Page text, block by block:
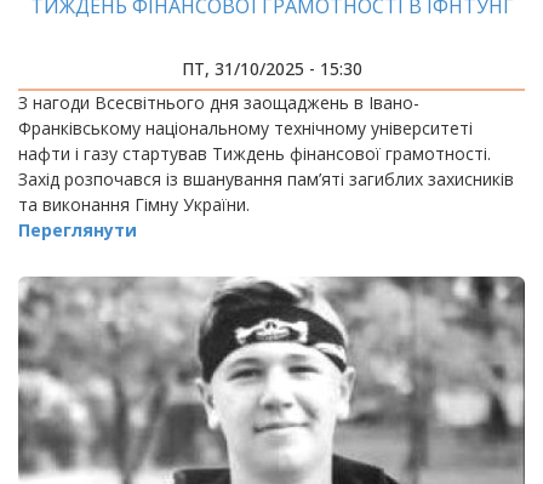
ТИЖДЕНЬ ФІНАНСОВОЇ ГРАМОТНОСТІ В ІФНТУНГ
ПТ, 31/10/2025 - 15:30
З нагоди Всесвітнього дня заощаджень в Івано-
Франківському національному технічному університеті
нафти і газу стартував Тиждень фінансової грамотності.
Захід розпочався із вшанування пам’яті загиблих захисників
та виконання Гімну України.
Переглянути